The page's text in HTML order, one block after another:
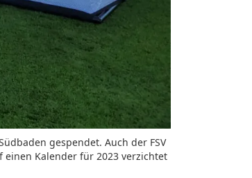
gespendet. Auch der FSV
einen Kalender für 2023 verzichtet